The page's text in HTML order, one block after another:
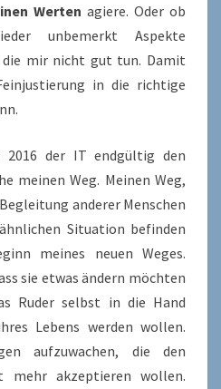
Werten agiere. Oder ob
unbemerkt Aspekte
die mir nicht gut tun. Damit
in die richtige
der IT endgültig den
meinen Weg. Meinen Weg,
anderer Menschen
Situation befinden
meines neuen Weges.
sie etwas ändern möchten
Ruder selbst in die Hand
Lebens werden wollen.
aufzuwachen, die den
mehr akzeptieren wollen.